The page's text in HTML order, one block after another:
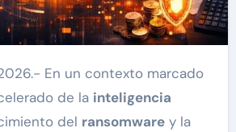
de la inteligencia
del ransomwarey la